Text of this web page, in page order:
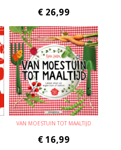
€ 26,99
VAN MOESTUIN TOT MAALTIJD
€ 16,99